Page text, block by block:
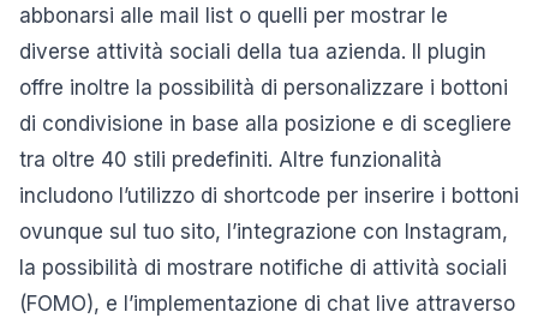
abbonarsi alle mail list o quelli per mostrar le
diverse attività sociali della tua azienda. Il plugin
offre inoltre la possibilità di personalizzare i bottoni
di condivisione in base alla posizione e di scegliere
tra oltre 40 stili predefiniti. Altre funzionalità
includono l’utilizzo di shortcode per inserire i bottoni
ovunque sul tuo sito, l’integrazione con Instagram,
la possibilità di mostrare notifiche di attività sociali
(FOMO), e l’implementazione di chat live attraverso